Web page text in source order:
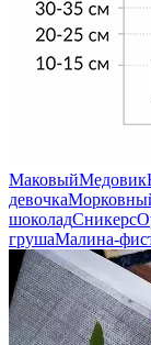
МаковыйМедовик
девочка
шоколадСникерс
грушаМалина-